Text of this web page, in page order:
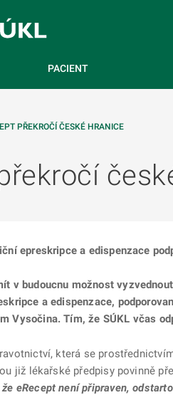
PACIENT
PŘEKROČÍ ČESKÉ HRANICE
epreskripce a edispenzace
v budoucnu možnost
a edispenzace,
Vysočina. Tím, že SÚKL včas
která se
již lékařské předpisy povinně
eRecept není připraven,